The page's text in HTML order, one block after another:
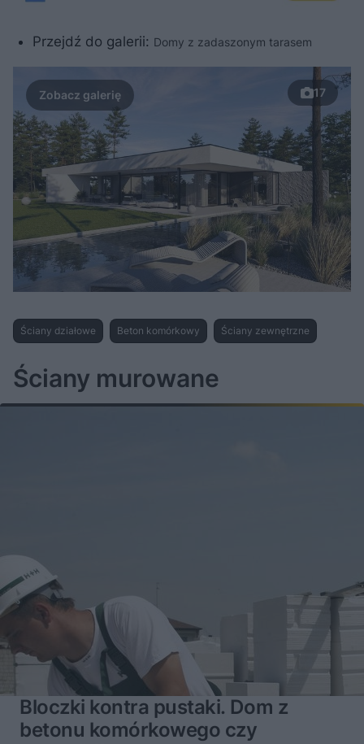
Przejdź do galerii: Domy z zadaszonym tarasem
17
Ściany działowe Beton komórkowy Ściany zewnętrzne
Ściany murowane
Bloczki kontra pustaki. Dom z
betonu komórkowego czy